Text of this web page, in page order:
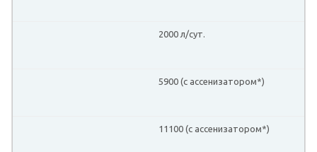
2000 л/сут.
5900 (с ассенизатором*)
11100 (с ассенизатором*)